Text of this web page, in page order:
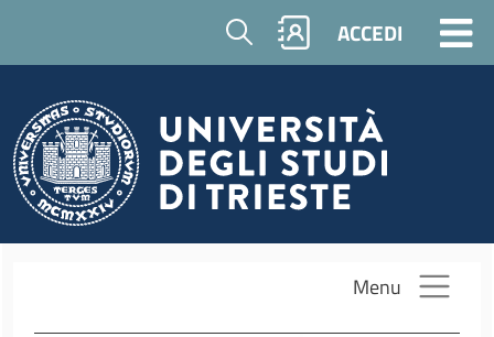
Salta al contenuto principale
Cerca ACCEDI
Menu